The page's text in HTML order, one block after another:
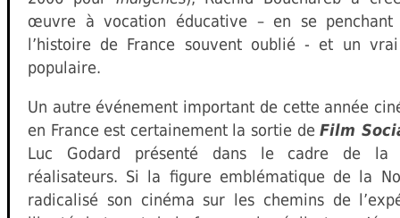
œuvre à vocation éducative – en se
l’histoire de France souvent oublié - et un
populaire.
Un autre événement important de cette année
en France est certainement la sortie deFilm
Luc Godard présenté dans le cadre de la
réalisateurs. Si la figure emblématique de la
radicalisé son cinéma sur les chemins de